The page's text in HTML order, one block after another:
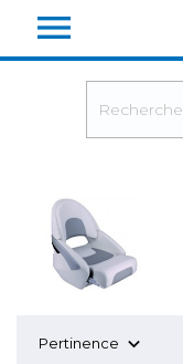

Pertinence 